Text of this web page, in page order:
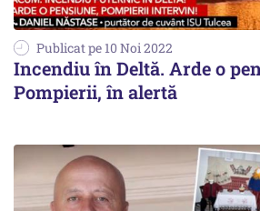
Publicat pe 10 Noi 2022
Incendiu în Deltă. Arde o
Pompierii, în alertă